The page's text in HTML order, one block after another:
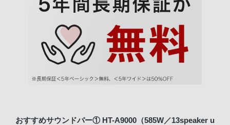
おすすめサウンドバー① HT-A9000（585W／13speaker u